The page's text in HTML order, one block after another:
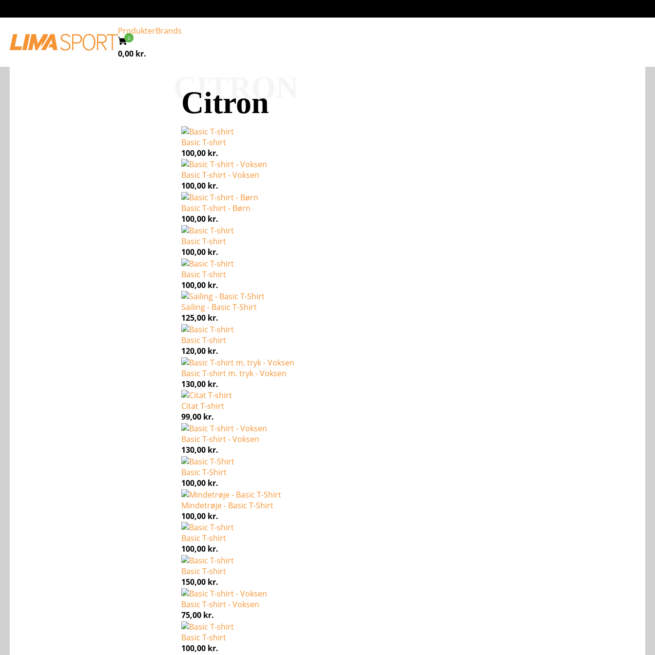
ProdukterBrands
0,00 kr.
Citron
CITRON
Basic T-shirt
100,00 kr.
Basic T-shirt - Voksen
100,00 kr.
Basic T-shirt - Børn
100,00 kr.
Basic T-shirt
100,00 kr.
Basic T-shirt
100,00 kr.
Sailing - Basic T-Shirt
125,00 kr.
Basic T-shirt
120,00 kr.
Basic T-shirt m. tryk - Voksen
130,00 kr.
Citat T-shirt
99,00 kr.
Basic T-shirt - Voksen
130,00 kr.
Basic T-Shirt
100,00 kr.
Mindetrøje - Basic T-Shirt
100,00 kr.
Basic T-shirt
100,00 kr.
Basic T-shirt
150,00 kr.
Basic T-shirt - Voksen
75,00 kr.
Basic T-shirt
100,00 kr.